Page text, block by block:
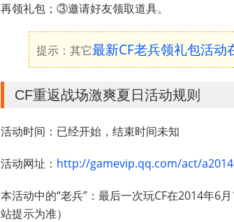
再领礼包；③邀请好友领取道具。
提示：其它最新CF老兵领礼包活动
CF重返战场激爽夏日活动规则
活动时间：已经开始，结束时间未知
活动网址： http://gamevip.qq.com/act/
本活动中的“老兵”：最后一次玩CF在2014年6
站提示为准）